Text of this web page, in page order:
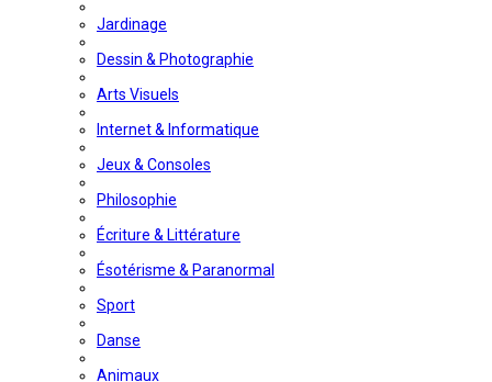
Jardinage
Dessin & Photographie
Arts Visuels
Internet & Informatique
Jeux & Consoles
Philosophie
Écriture & Littérature
Ésotérisme & Paranormal
Sport
Danse
Animaux